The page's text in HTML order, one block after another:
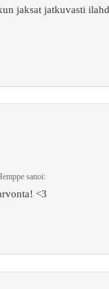
jaksat jatkuvasti
sanoi:
<3